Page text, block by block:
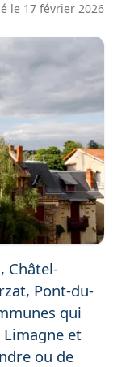
le 17 février 2026
Châtel-
Pont-du-
qui
et
ou de